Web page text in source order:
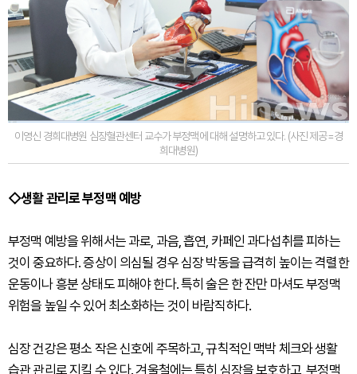
이영신 경희대병원 심장혈관센터 교수가 부정맥에 대해 설명하고 있다. (사진 제공=경
희대병원)
◇생활 관리로 부정맥 예방
부정맥 예방을 위해서는 과로, 과음, 흡연, 카페인 과다섭취를 피하는
것이 중요하다. 증상이 의심될 경우 심장 박동을 급격히 높이는 격렬한
운동이나 흥분 상태도 피해야 한다. 특히 술은 한 잔만 마셔도 부정맥
위험을 높일 수 있어 최소화하는 것이 바람직하다.
심장 건강은 평소 작은 신호에 주목하고, 규칙적인 맥박 체크와 생활
습관 관리로 지킬 수 있다. 겨울철에는 특히 심장을 보호하고, 부정맥